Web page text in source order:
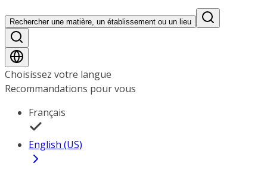
Rechercher une matière, un établissement ou un lieu
Choisissez votre langue
Recommandations pour vous
Français
English (US)